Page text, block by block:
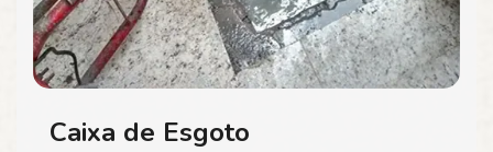
Caixa de Esgoto